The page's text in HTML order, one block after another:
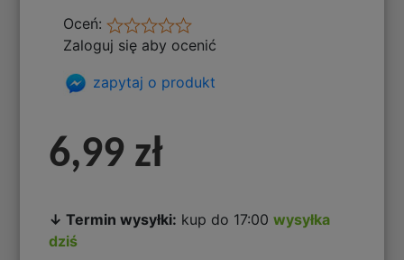
Oceń:
Zaloguj się aby ocenić
zapytaj o produkt
6,99 zł
↓ Termin wysyłki: kup do 17:00wysyłka
dziś